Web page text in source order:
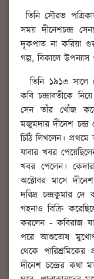
তিনি সৌরভ
সময় দীনেশচন্দ্র
দৃকপাত না করিয়া
গল্প, বিকালে উপন্যাস
তিনি ১৯১৩ সালে
কবি চন্দ্রাবতীকে
সেন তাঁর খোঁজ
মজুমদার দীনেশ চন্দ্র
চিঠি লিখলেন।
যাবার খবর
খবর পেলেন।
অক্টোবর মাসে
দরিদ্র চন্দ্রকুমার
গহনাও বিক্রি
করলেন - কবিরাজ
পরে আশুতোষ
থেকে পারিশ্রমিকের
দীনেশ চন্দ্রের কথা